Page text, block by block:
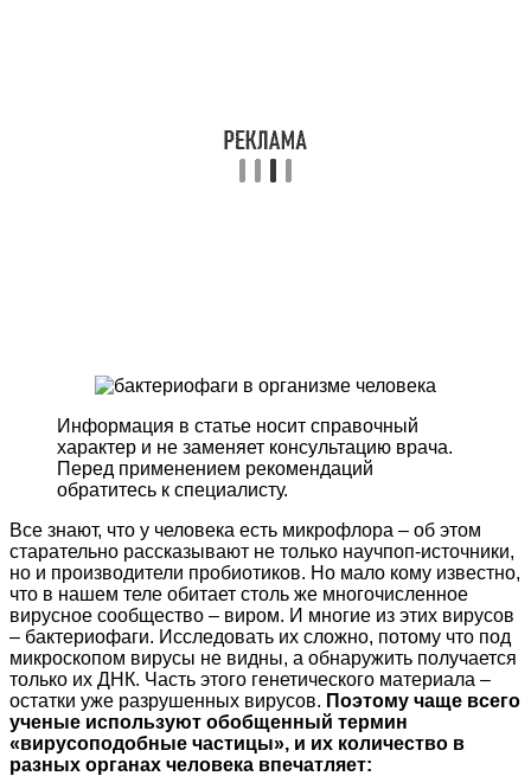
Информация в статье носит справочный
характер и не заменяет консультацию врача.
Перед применением рекомендаций
обратитесь к специалисту.
Все знают, что у человека есть микрофлора – об этом
старательно рассказывают не только научпоп-источники,
но и производители пробиотиков. Но мало кому известно,
что в нашем теле обитает столь же многочисленное
вирусное сообщество – виром. И многие из этих вирусов
– бактериофаги. Исследовать их сложно, потому что под
микроскопом вирусы не видны, а обнаружить получается
только их ДНК. Часть этого генетического материала –
остатки уже разрушенных вирусов. Поэтому чаще всего
ученые используют обобщенный термин
«вирусоподобные частицы», и их количество в
разных органах человека впечатляет: